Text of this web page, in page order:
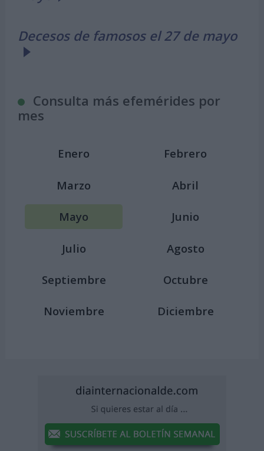
Decesos de famosos el 27 de mayo
Consulta más efemérides por
mes
Enero Febrero
Marzo Abril
Mayo Junio
Julio Agosto
Septiembre Octubre
Noviembre Diciembre